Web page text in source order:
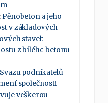
:Pěnobeton a jeho
v základových
staveb
z bílého betonu
podnikatelů
společnosti
veškerou